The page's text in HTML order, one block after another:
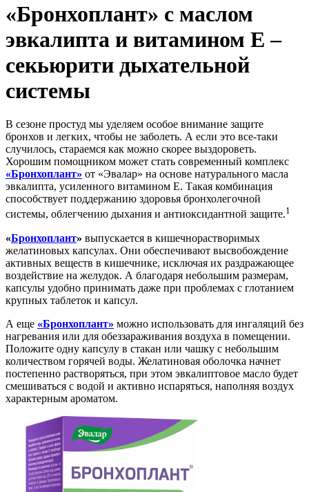
«Бронхоплант» с маслом
эвкалипта и витамином Е –
секьюрити дыхательной
системы
В сезоне простуд мы уделяем особое внимание защите
бронхов и легких, чтобы не заболеть. А если это все-таки
случилось, стараемся как можно скорее выздороветь.
Хорошим помощником может стать современный комплекс
«Бронхоплант» от «Эвалар» на основе натурального масла
эвкалипта, усиленного витамином Е. Такая комбинация
способствует поддержанию здоровья бронхолегочной
системы, облегчению дыхания и антиоксидантной защите.1
«Бронхоплант» выпускается в кишечнорастворимых
желатиновых капсулах. Они обеспечивают высвобождение
активных веществ в кишечнике, исключая их раздражающее
воздействие на желудок. А благодаря небольшим размерам,
капсулы удобно принимать даже при проблемах с глотанием
крупных таблеток и капсул.
А еще «Бронхоплант» можно использовать для ингаляций без
нагревания или для обеззараживания воздуха в помещении.
Положите одну капсулу в стакан или чашку с небольшим
количеством горячей воды. Желатиновая оболочка начнет
постепенно растворяться, при этом эвкалиптовое масло будет
смешиваться с водой и активно испаряться, наполняя воздух
характерным ароматом.